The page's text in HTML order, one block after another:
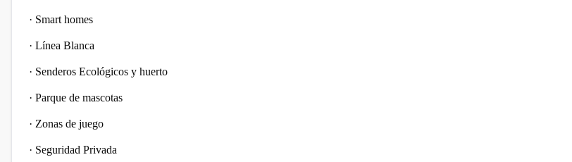
· Smart homes
· Línea Blanca
· Senderos Ecológicos y huerto
· Parque de mascotas
· Zonas de juego
· Seguridad Privada